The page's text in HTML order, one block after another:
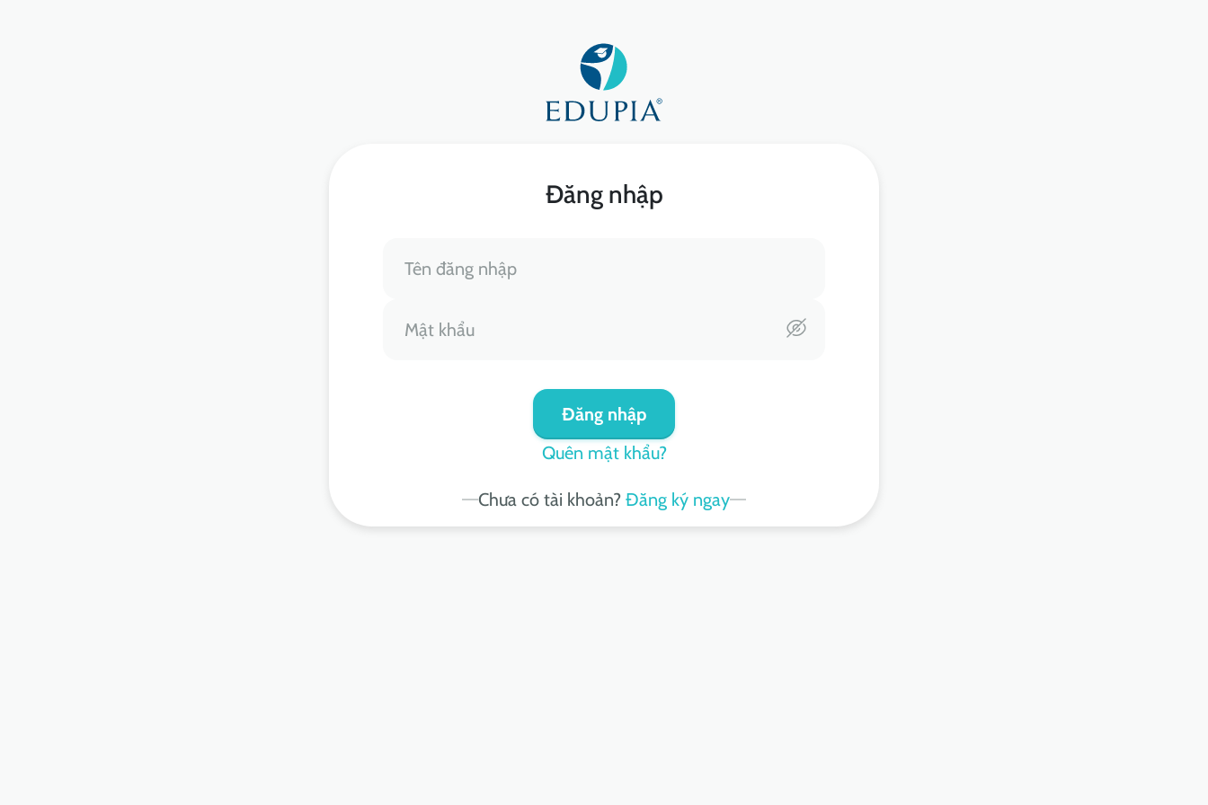
Đăng nhập
Đăng nhập
Quên mật khẩu?
Chưa có tài khoản? Đăng ký ngay